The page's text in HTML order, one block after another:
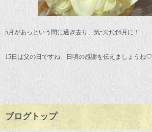
5月があっという間に過ぎ去り、気づけば6月に！
15日は父の日ですね、日頃の感謝を伝えましょうね♡
ブログトップ